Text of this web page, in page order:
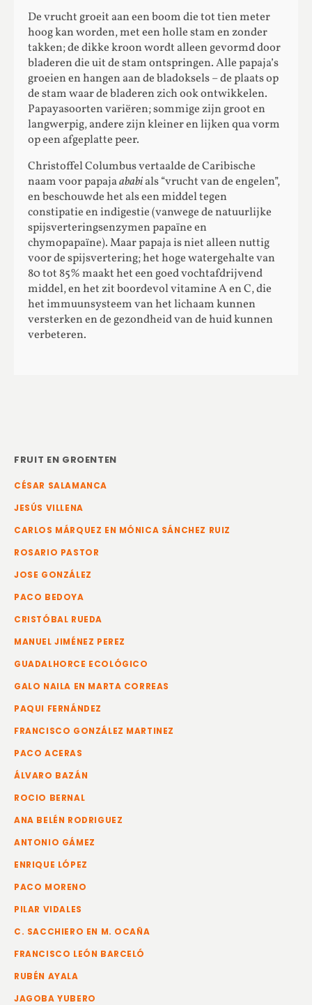
De vrucht groeit aan een boom die tot tien meter
hoog kan worden, met een holle stam en zonder
takken; de dikke kroon wordt alleen gevormd door
bladeren die uit de stam ontspringen. Alle papaja’s
groeien en hangen aan de bladoksels – de plaats op
de stam waar de bladeren zich ook ontwikkelen.
Papayasoorten variëren; sommige zijn groot en
langwerpig, andere zijn kleiner en lijken qua vorm
op een afgeplatte peer.
Christoffel Columbus vertaalde de Caribische
naam voor papajaababials “vrucht van de engelen”,
en beschouwde het als een middel tegen
constipatie en indigestie (vanwege de natuurlijke
spijsverteringsenzymen papaïne en
chymopapaïne). Maar papaja is niet alleen nuttig
voor de spijsvertering; het hoge watergehalte van
80 tot 85% maakt het een goed vochtafdrijvend
middel, en het zit boordevol vitamine A en C, die
het immuunsysteem van het lichaam kunnen
versterken en de gezondheid van de huid kunnen
verbeteren.
FRUIT EN GROENTEN
CÉSAR SALAMANCA
JESÚS VILLENA
CARLOS MÁRQUEZ EN MÓNICA SÁNCHEZ RUIZ
ROSARIO PASTOR
JOSE GONZÁLEZ
PACO BEDOYA
CRISTÓBAL RUEDA
MANUEL JIMÉNEZ PEREZ
GUADALHORCE ECOLÓGICO
GALO NAILA EN MARTA CORREAS
PAQUI FERNÁNDEZ
FRANCISCO GONZÁLEZ MARTINEZ
PACO ACERAS
ÁLVARO BAZÁN
ROCIO BERNAL
ANA BELÉN RODRIGUEZ
ANTONIO GÁMEZ
ENRIQUE LÓPEZ
PACO MORENO
PILAR VIDALES
C. SACCHIERO EN M. OCAÑA
FRANCISCO LEÓN BARCELÓ
RUBÉN AYALA
JAGOBA YUBERO